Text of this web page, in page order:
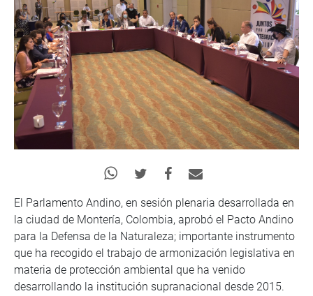
El Parlamento Andino, en sesión plenaria desarrollada en
la ciudad de Montería, Colombia, aprobó el Pacto Andino
para la Defensa de la Naturaleza; importante instrumento
que ha recogido el trabajo de armonización legislativa en
materia de protección ambiental que ha venido
desarrollando la institución supranacional desde 2015.